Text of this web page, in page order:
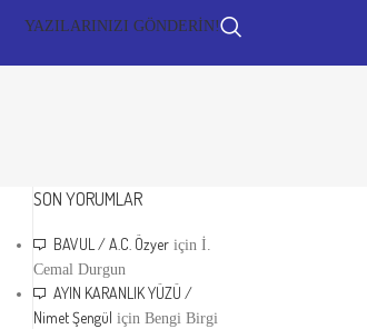
YAZILARINIZI GÖNDERİN!
SON YORUMLAR
BAVUL / A.C. Özyer içinİ.
Cemal Durgun
AYIN KARANLIK YÜZÜ /
Nimet Şengül içinBengi Birgi